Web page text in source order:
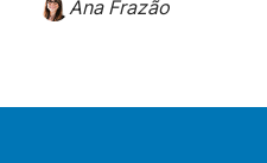
Ana Frazão